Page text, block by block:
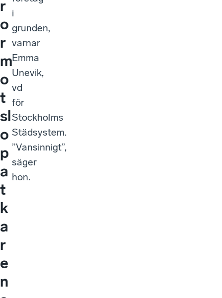
r
o
r
m
o
t
sl
o
p
a
t
k
a
r
e
n
i
grunden,
varnar
Emma
Unevik,
vd
för
Stockholms
Städsystem.
”Vansinnigt”,
säger
hon.